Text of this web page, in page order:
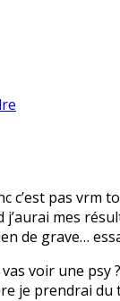
c’est pas vrm
mes
de grave…
voir une
je prendrai du